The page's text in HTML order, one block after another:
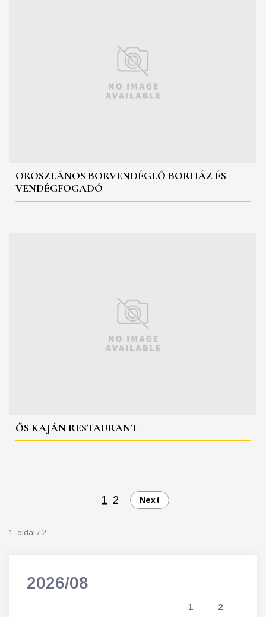
OROSZLÁNOS BORVENDÉGLŐ BORHÁZ ÉS
VENDÉGFOGADÓ
ŐS KAJÁN RESTAURANT
1 2 Next
1. oldal / 2
2026/08
1 2